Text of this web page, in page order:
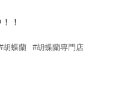
！
胡蝶蘭 #胡蝶蘭専門店